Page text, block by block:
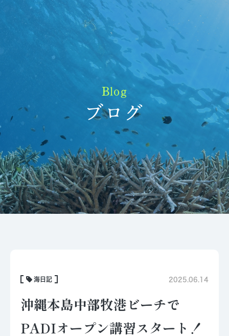
Blog
ブログ
海日記 2025.06.14
沖縄本島中部牧港ビーチで
PADIオープン講習スタート！